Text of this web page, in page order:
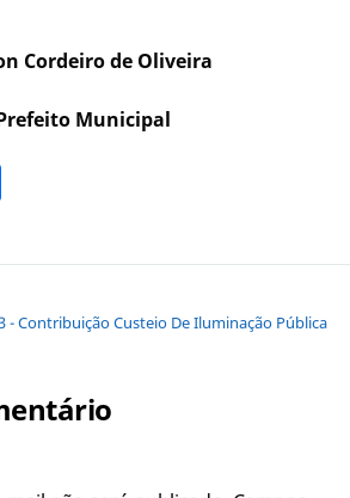
Cordeiro de Oliveira
Municipal
- Contribuição Custeio De Iluminação Pública